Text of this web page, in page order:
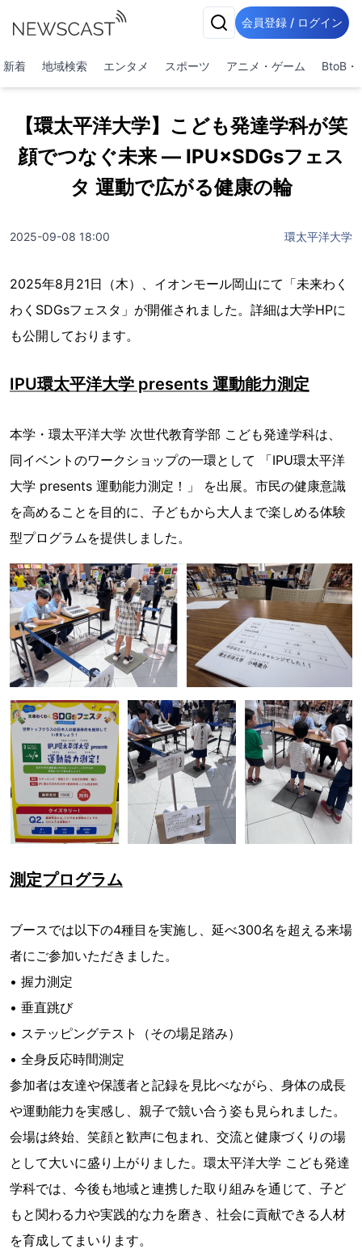
会員登録 / ログイン
新着 地域検索 エンタメ スポーツ アニメ・ゲーム BtoB・
【環太平洋大学】こども発達学科が笑
顔でつなぐ未来 ― IPU×SDGsフェス
タ 運動で広がる健康の輪
2025-09-08 18:00 環太平洋大学
2025年8月21日（木）、イオンモール岡山にて「未来わく
わくSDGsフェスタ」が開催されました。詳細は大学HPに
も公開しております。
IPU環太平洋大学 presents 運動能力測定
本学・環太平洋大学 次世代教育学部 こども発達学科は、
同イベントのワークショップの一環として 「IPU環太平洋
大学 presents 運動能力測定！」 を出展。市民の健康意識
を高めることを目的に、子どもから大人まで楽しめる体験
型プログラムを提供しました。
測定プログラム
ブースでは以下の4種目を実施し、延べ300名を超える来場
者にご参加いただきました。
• 握力測定
• 垂直跳び
• ステッピングテスト（その場足踏み）
• 全身反応時間測定
参加者は友達や保護者と記録を見比べながら、身体の成長
や運動能力を実感し、親子で競い合う姿も見られました。
会場は終始、笑顔と歓声に包まれ、交流と健康づくりの場
として大いに盛り上がりました。環太平洋大学 こども発達
学科では、今後も地域と連携した取り組みを通じて、子ど
もと関わる力や実践的な力を磨き、社会に貢献できる人材
を育成してまいります。